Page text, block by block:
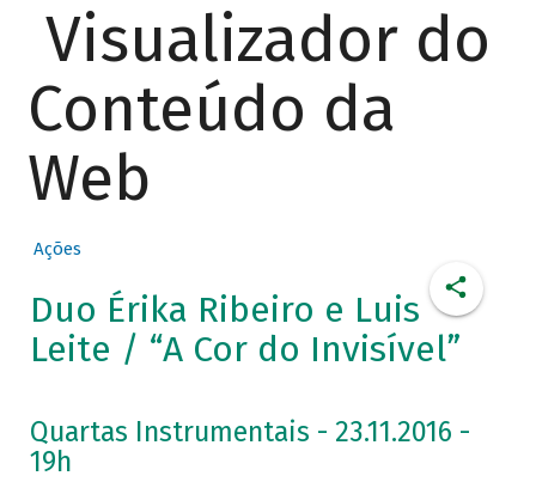
Visualizador do
Conteúdo da
Web
Ações
Duo Érika Ribeiro e Luis
Leite / “A Cor do Invisível”
Quartas Instrumentais - 23.11.2016 -
19h